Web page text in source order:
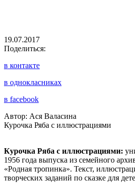
19.07.2017
Поделиться:
в контакте
в однокласниках
в facebook
Автор: Ася Валасина
Курочка Ряба с иллюстрациями
Курочка Ряба с иллюстрациями:
1956 года выпуска из семейного
«Родная тропинка». Текст,
творческих заданий по сказке для